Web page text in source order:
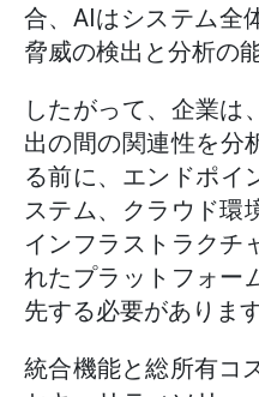
合、AIはシステム全
脅威の検出と分析の
したがって、企業は
出の間の関連性を分
る前に、エンドポイ
ステム、クラウド環
インフラストラクチ
れたプラットフォー
先する必要があります
統合機能と総所有コ